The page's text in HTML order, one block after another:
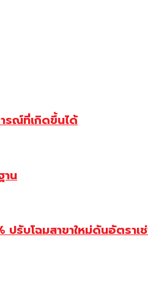
รณ์ที่เกิดขึ้นได้
าน
รับโฉมสาขาใหม่ดันอัตราเ